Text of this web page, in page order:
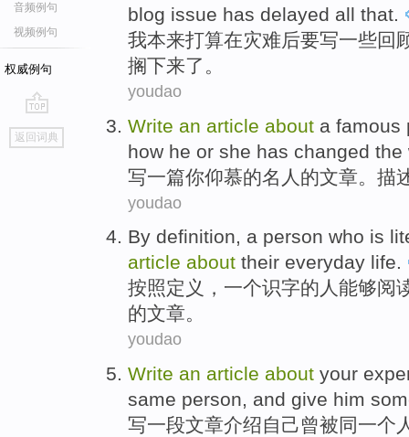
音频例句
视频例句
权威例句
go
top
返回词典
blog issue has delayed all that.
我本来打算在灾难后要写一些回
搁下来了。
youdao
Write an article about a famous
how he or she has changed the
写一篇你仰慕的名人 的文章。 描
youdao
By definition, a person who is
article about their everyday life.
按照定义 ， 一个识字的 人 能够阅
的文章。
youdao
Write an article about your
same person, and give him
写一段文章介绍自己曾被同一个